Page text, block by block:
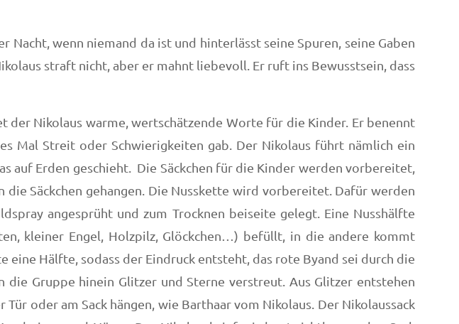
wenn niemand da ist und hinterlässt seine Spuren, seine Gaben
straft nicht, aber er mahnt liebevoll. Er ruft ins Bewusstsein, dass
Nikolaus warme, wertschätzende Worte für die Kinder. Er benennt
Mal Streit oder Schwierigkeiten gab. Der Nikolaus führt nämlich ein
auf Erden geschieht. Die Säckchen für die Kinder werden vorbereitet,
Säckchen gehangen. Die Nusskette wird vorbereitet. Dafür werden
angesprüht und zum Trocknen beiseite gelegt. Eine Nusshälfte
kleiner Engel, Holzpilz, Glöckchen…) befüllt, in die andere kommt
Hälfte, sodass der Eindruck entsteht, das rote Byand sei durch die
Gruppe hinein Glitzer und Sterne verstreut. Aus Glitzer entstehen
oder am Sack hängen, wie Barthaar vom Nikolaus. Der Nikolaussack